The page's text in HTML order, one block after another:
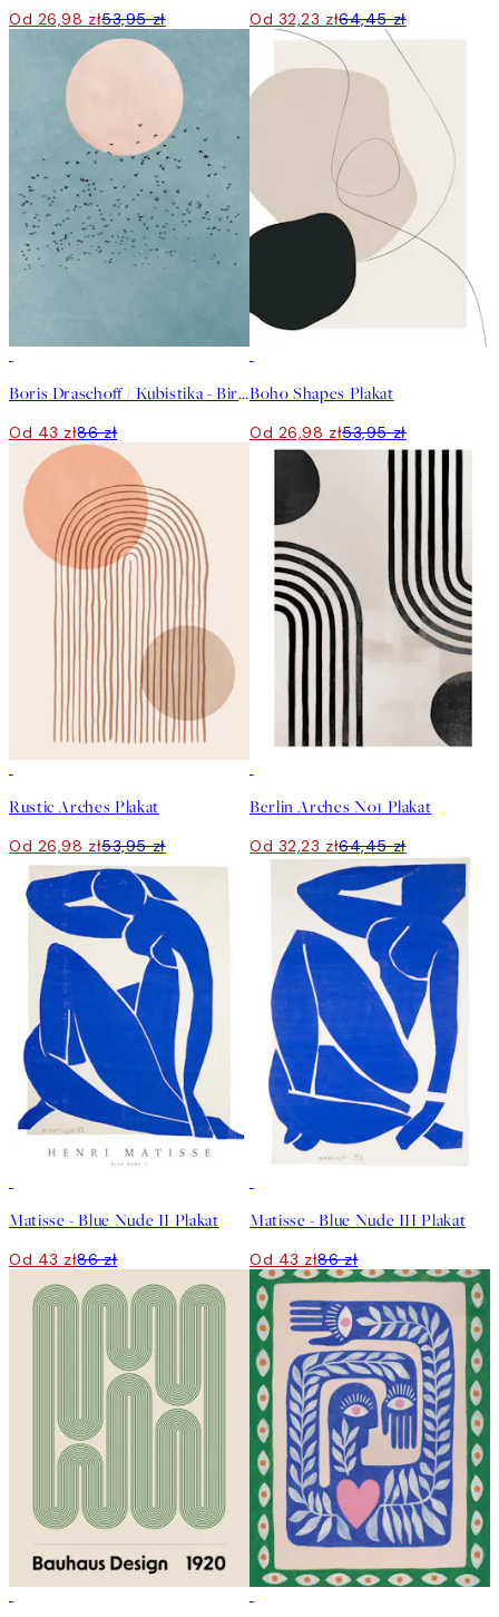
Od 26,98 zł53,95 zł Od 32,23 zł64,45 zł
Boris Draschoff / Kubistika - Birds Fly Away Plakat
Od 43 zł86 zł
Boho Shapes Plakat
Od 26,98 zł53,95 zł
Rustic Arches Plakat
Od 26,98 zł53,95 zł
Berlin Arches No1 Plakat
Od 32,23 zł64,45 zł
Matisse - Blue Nude II Plakat
Od 43 zł86 zł
Matisse - Blue Nude III Plakat
Od 43 zł86 zł